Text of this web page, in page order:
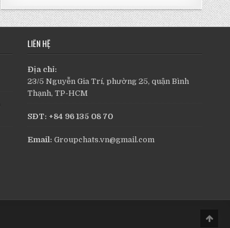
LIÊN HỆ
Địa chỉ:
23/5 Nguyễn Gia Trí, phường 25, quận Bình
Thạnh, TP-HCM
SĐT: +84 96 135 08 70
Email: Groupchats.vn@gmail.com